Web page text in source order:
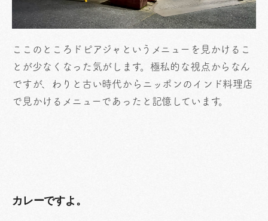
ここのところドピアジャというメニューを見かけるこ
とが少なくなった気がします。極私的な視点からなん
ですが、わりと古い時代からニッポンのインド料理店
で見かけるメニューであったと記憶しています。
カレーですよ。